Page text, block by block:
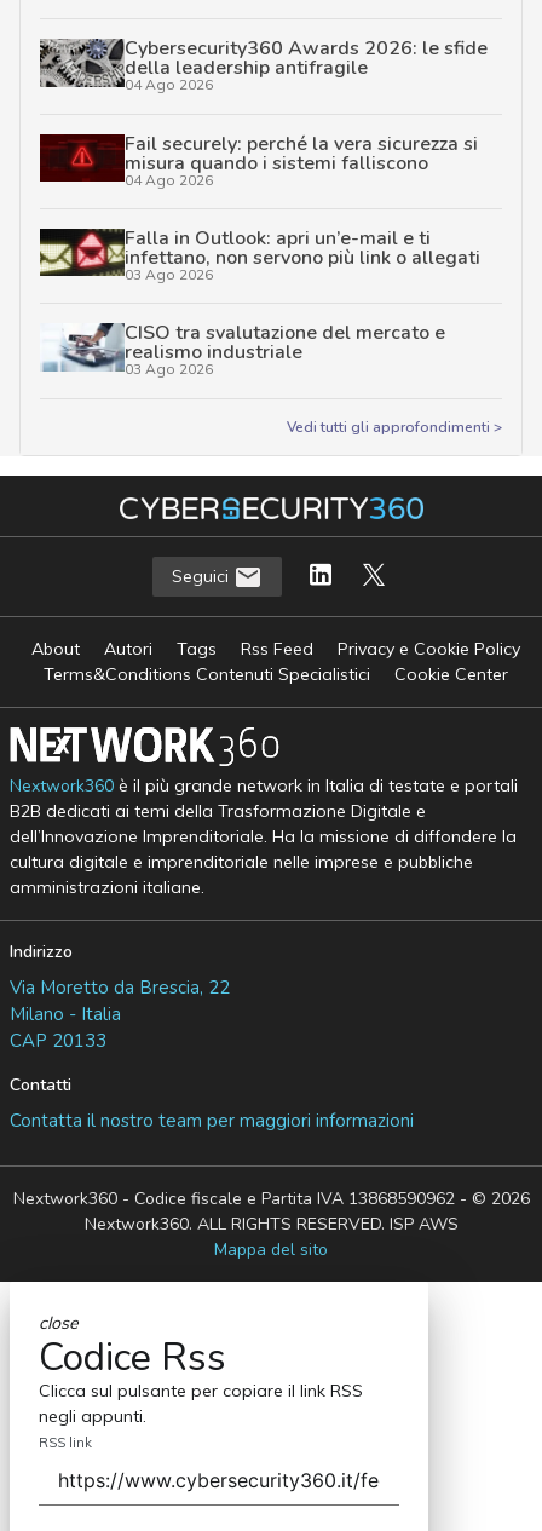
Cybersecurity360 Awards 2026: le sfide
della leadership antifragile
04 Ago 2026
Fail securely: perché la vera sicurezza si
misura quando i sistemi falliscono
04 Ago 2026
Falla in Outlook: apri un’e-mail e ti
infettano, non servono più link o allegati
03 Ago 2026
CISO tra svalutazione del mercato e
realismo industriale
03 Ago 2026
Vedi tutti gli approfondimenti >
Seguici
About Autori Tags Rss Feed
Privacy e Cookie Policy
Terms&Conditions Contenuti Specialistici
Cookie Center
Nextwork360è il più grande network in Italia di testate e portali
B2B dedicati ai temi della Trasformazione Digitale e
dell’Innovazione Imprenditoriale. Ha la missione di diffondere la
cultura digitale e imprenditoriale nelle imprese e pubbliche
amministrazioni italiane.
Indirizzo
Via Moretto da Brescia, 22
Milano - Italia
CAP 20133
Contatti
Contatta il nostro team per maggiori informazioni
Nextwork360 - Codice fiscale e Partita IVA 13868590962 - © 2026
Nextwork360. ALL RIGHTS RESERVED. ISP AWS
Mappa del sito
close
Codice Rss
Clicca sul pulsante per copiare il link RSS
negli appunti.
RSS link